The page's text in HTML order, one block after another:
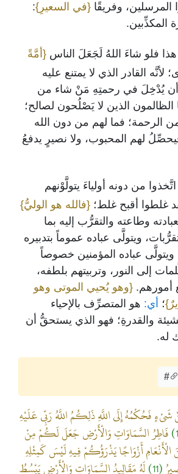
المرسلين، وفريقًا {في السعيرِ}:
المكذِّبين.
فلو شاءَ اللهُ لَجَعَلَ الناس {أمَّةً
لأنَّه القادر الذي لا يمتنع عليه
أن يُدْخِلَ في رحمتِهِ مَنْ شاء من
الذين لا يَصْلُحون لصالح؛
الرحمة؛ فما لهم من دون الله
لهم المحبوب، ولا نصيرٍ يدفعُ
من دونه أولياءَ يتولَّوْنهم
غلطوا أقبح غلط؛ {فالله هو الوليُّ}
وطاعته والتقرُّب إليه بما
ويتولَّى عباده عموماً بتدبيره
ويتولَّى عباده المؤمنين خصوصاً
إلى النور، وتربيتهم بلطفه،
أمورهم. {وهو يُحيي الموتى وهو
؛ أي: هو المتصرِّف بالإحياء
والقدرةِ؛ فهو الذي يستحقُّ أن
له.
#
فَحُكْمُهُ إِلَى اللَّهِ ذَلِكُمُ اللَّهُ رَبِّي عَلَيْهِ
فَاطِرُ السَّمَاوَاتِ وَالْأَرْضِ جَعَلَ لَكُمْ مِنْ
أَزْوَاجًا يَذْرَؤُكُمْ فِيهِ لَيْسَ كَمِثْلِهِ
(11)
لَهُ مَقَالِيدُ السَّمَاوَاتِ وَالْأَرْضِ يَبْسُطُ